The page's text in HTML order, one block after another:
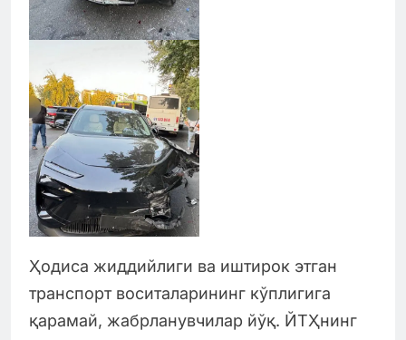
Ҳодиса жиддийлиги ва иштирок этган
транспорт воситаларининг кўплигига
қарамай, жабрланувчилар йўқ. ЙТҲнинг